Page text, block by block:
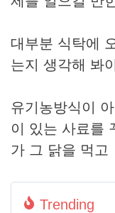
대부분 식탁에
는지 생각해 봐
유기농방식이
이 있는 사료를
가 그 닭을 먹고
Trending